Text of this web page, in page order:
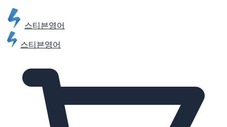
스티븐영어
스티븐영어